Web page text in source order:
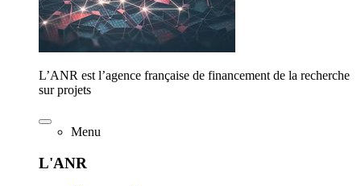
L’ANR est l’agence française de financement de la recherche
sur projets
Menu
L'ANR